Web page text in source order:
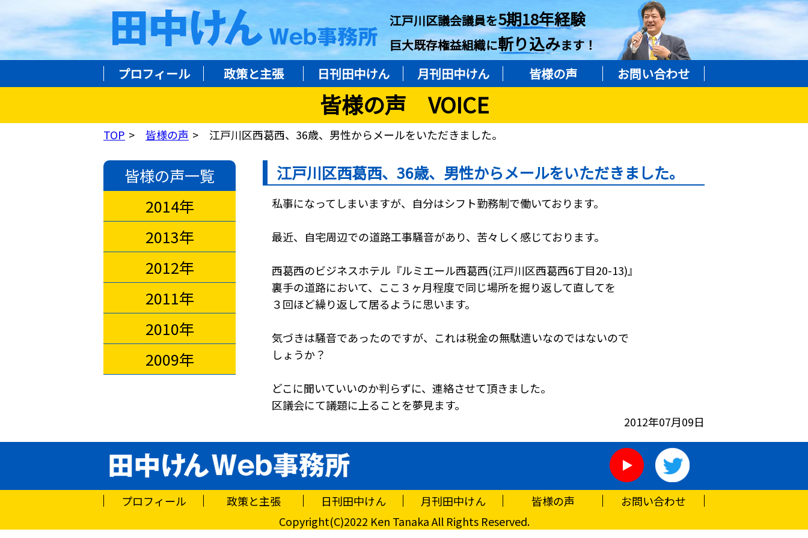
江戸川区議会議員を5期18年経験
巨大既存権益組織に斬り込みます！
プロフィール
政策と主張 日刊田中けん 月刊田中けん 皆様の声 お問い合わせ
皆様の声 VOICE
TOP 皆様の声 江戸川区西葛西、36歳、男性からメールをいただきました。
江戸川区西葛西、36歳、男性からメールをいただきました。
私事になってしまいますが、自分はシフト勤務制で働いております。
最近、自宅周辺での道路工事騒音があり、苦々しく感じております。
西葛西のビジネスホテル『ルミエール西葛西(江戸川区西葛西6丁目20-13)』
裏手の道路において、ここ３ヶ月程度で同じ場所を掘り返して直してを
３回ほど繰り返して居るように思います。
気づきは騒音であったのですが、これは税金の無駄遣いなのではないので
しょうか？
どこに聞いていいのか判らずに、連絡させて頂きました。
区議会にて議題に上ることを夢見ます。
2012年07月09日
皆様の声一覧
2014年
2013年
2012年
2011年
2010年
2009年
プロフィール 政策と主張 日刊田中けん 月刊田中けん 皆様の声
お問い合わせ
Copyright(C)2022 Ken Tanaka All Rights Reserved.